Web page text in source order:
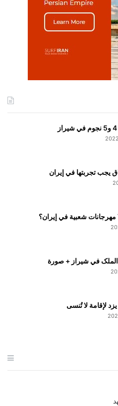
في شيراز + صورة
لإقامة لا تُنسى